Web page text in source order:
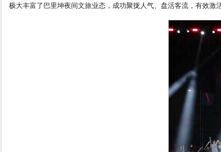
极大丰富了巴里坤夜间文旅业态，成功聚拢人气、盘活客流，有效